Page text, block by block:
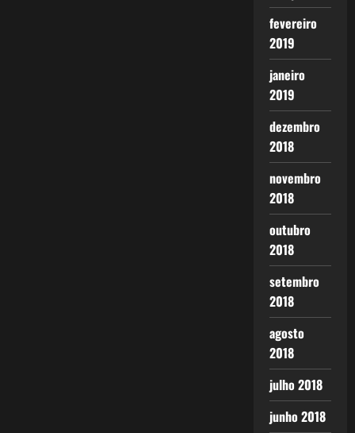
fevereiro
2019
janeiro
2019
dezembro
2018
novembro
2018
outubro
2018
setembro
2018
agosto
2018
julho 2018
junho 2018